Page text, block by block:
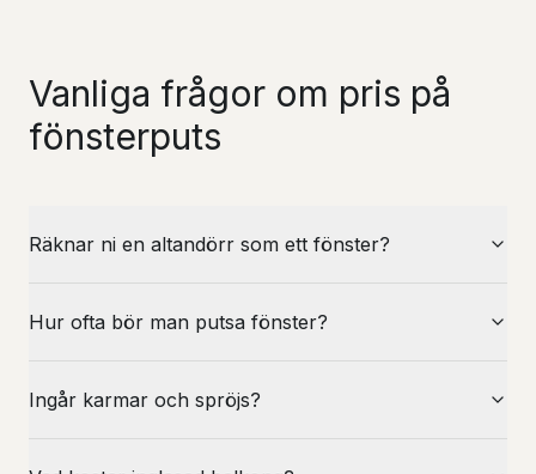
Vanliga frågor om pris på
fönsterputs
Räknar ni en altandörr som ett fönster?
Hur ofta bör man putsa fönster?
Ingår karmar och spröjs?